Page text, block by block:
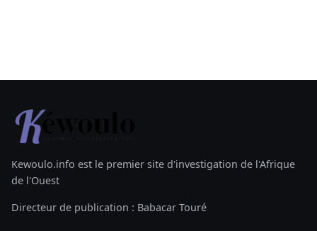
Kewoulo.info est le premier site d'investigation de l'Afrique
de l'Ouest
Directeur de publication : Babacar Touré